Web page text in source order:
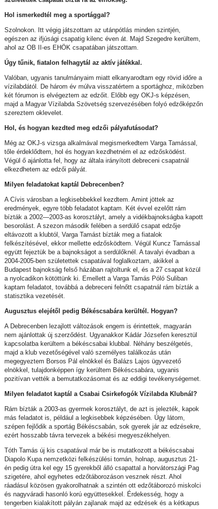
Hol ismerkedtél meg a sportággal?
Szolnokon. Itt végig játszottam az utánpótlás minden szintjén,
egészen az ifjúsági csapatig kilenc éven át. Majd Szegedre kerültem,
ahol az OB II-es EHÖK csapatában játszottam.
Úgy tűnik, fiatalon felhagytál az aktív játékkal.
Valóban, ugyanis tanulmányaim miatt elkanyarodtam egy rövid időre a
vízilabdától. De három év múlva visszatértem a sportághoz, miközben
két fórumon is elvégeztem az edzőit. Előbb egy OKJ-s képzésen,
majd a Magyar Vízilabda Szövetség szervezésében folyó edzőképzőn
szereztem oklevelet.
Hol, és hogyan kezdted meg edzői pályafutásodat?
Még az OKJ-s vizsga alkalmával megismerkedtem Varga Tamással,
tőle érdeklődtem, hol és hogyan kezdhetném el az edzősködést.
Végül ő ajánlotta fel, hogy az általa irányított debreceni csapatnál
elkezdhetem az edzői pályát.
Milyen feladatokat kaptál Debrecenben?
A Cívis városban a legkisebbekkel kezdtem. Amint jöttek az
eredmények, egyre több feladatot kaptam. Két évvel ezelőtt rám
bízták a 2002—2003-as korosztályt, amely a vidékbajnokságba kapott
besorolást. A szezon második felében a serdülő csapat edzője
eltávozott a klubtól, Varga Tamást bízták meg a fiatalok
felkészítésével, ekkor mellette edzősködtem. Végül Kuncz Tamással
együtt fejeztük be a bajnokságot a serdülőknél. A tavalyi évadban a
2004-2005-ben születettek csapatával foglalkoztam, akikkel a
Budapest bajnokság felső házában rajtoltunk el, és a 27 csapat közül
a nyolcadikon kötöttünk ki. Emellett a Varga Tamás Póló Suliban
kaptam feladatot, továbbá a debreceni felnőtt csapatnál rám bízták a
statisztika vezetését.
Augusztus elejétől pedig Békéscsabára kerültél. Hogyan?
A Debrecenben lezajlott változások engem is érintettek, magyarán
nem ajánlottak új szerződést. Ugyanakkor Kádár Józsefen keresztül
kapcsolatba kerültem a békéscsabai klubbal. Néhány beszélgetés,
majd a klub vezetőségével való személyes találkozás után
megegyeztem Borsos Pál elnökkel és Balázs Lajos ügyvezető
elnökkel, tulajdonképpen így kerültem Békéscsabára, ugyanis
pozitívan vették a bemutatkozásomat és az eddigi tevékenységemet.
Milyen feladatot kaptál a Csabai Csirkefogók Vízilabda Klubnál?
Rám bízták a 2003-as gyermek korosztályt, de azt is jelezték, kapok
más feladatot is, például a legkisebbek képzésében. Úgy látom,
szépen fejlődik a sportág Békéscsabán, sok gyerek jár az edzésekre,
ezért hosszabb távra tervezek a békési megyeszékhelyen.
Tóth Tamás új kis csapatával már be is mutatkozott a békéscsabai
Diapolo Kupa nemzetközi felkészülési tornán, holnap, augusztus 21-
én pedig útra kel egy 15 gyerekből álló csapattal a horvátországi Pag
szigetére, ahol egyhetes edzőtáborozáson vesznek részt. Ahol
ráadásul közösen gyakorolhatnak a szintén ott edzőtáborozó miskolci
és nagyváradi hasonló korú együttesekkel. Érdekesség, hogy a
tengerben kialakított pályán zajlanak majd az edzések és a kétkapus